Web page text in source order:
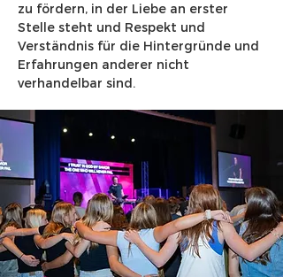
zu fördern, in der Liebe an erster
Stelle steht und Respekt und
Verständnis für die Hintergründe und
Erfahrungen anderer nicht
verhandelbar sind.